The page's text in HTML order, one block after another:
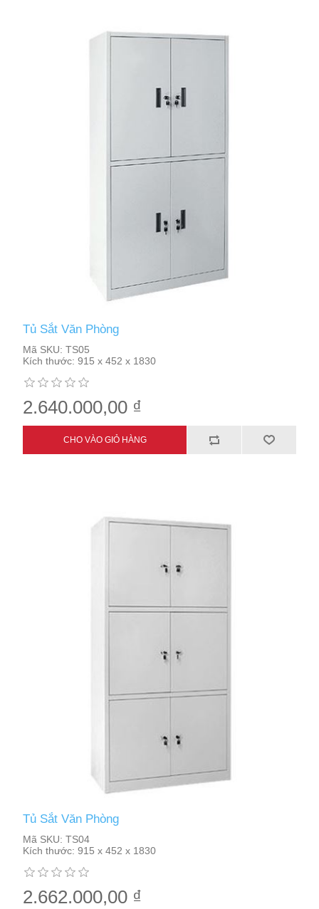
Tủ Sắt Văn Phòng
Mã SKU: TS05
Kích thước: 915 x 452 x 1830
2.640.000,00 ₫
Tủ Sắt Văn Phòng
Mã SKU: TS04
Kích thước: 915 x 452 x 1830
2.662.000,00 ₫